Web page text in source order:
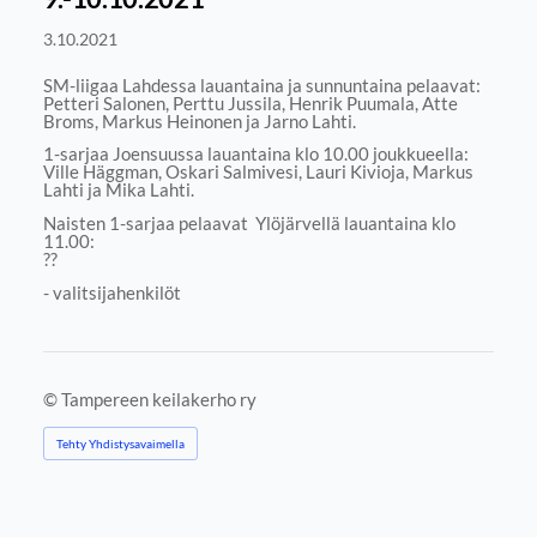
3.10.2021
SM-liigaa Lahdessa lauantaina ja sunnuntaina pelaavat:
Petteri Salonen, Perttu Jussila, Henrik Puumala, Atte
Broms, Markus Heinonen ja Jarno Lahti.
1-sarjaa Joensuussa lauantaina klo 10.00 joukkueella:
Ville Häggman, Oskari Salmivesi, Lauri Kivioja, Markus
Lahti ja Mika Lahti.
Naisten 1-sarjaa pelaavat Ylöjärvellä lauantaina klo
11.00:
??
- valitsijahenkilöt
©Tampereen keilakerho ry
Tehty Yhdistysavaimella